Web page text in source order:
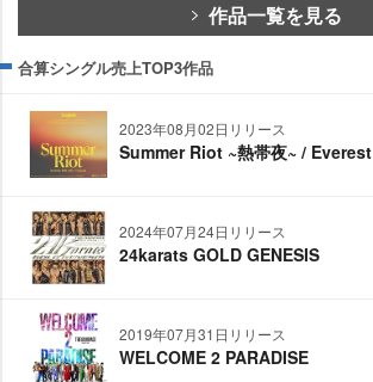
作品一覧を見る
合算シングル売上TOP3作品
2023年08月02日リリース
Summer Riot ~熱帯夜~ / Everest
2024年07月24日リリース
24karats GOLD GENESIS
2019年07月31日リリース
WELCOME 2 PARADISE